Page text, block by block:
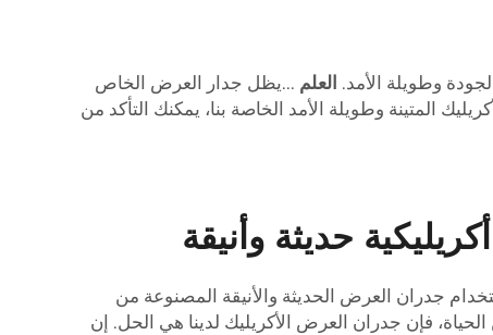
وطويلة الأمد. العلم ...يظل جدار العرض الخاص
المتينة وطويلة الأمد الخاصة بنا، يمكنك التأكد من
حديثة وأنيقة
جدران العرض الحديثة والأنيقة المصنوعة من
فإن جدران العرض الأكريليك لدينا هي الحل. إن